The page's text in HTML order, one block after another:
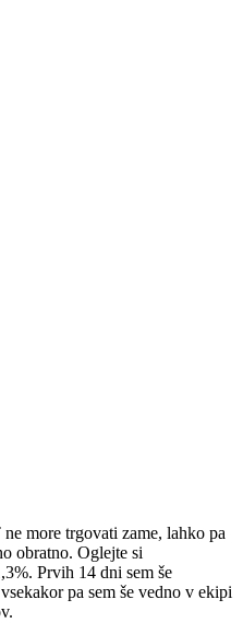
more trgovati zame, lahko pa
obratno. Oglejte si
Prvih 14 dni sem še
pa sem še vedno v ekipi